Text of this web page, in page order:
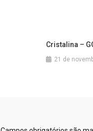
Cristalina –
21 de